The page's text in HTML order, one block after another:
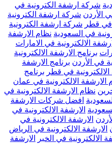
شركة ارشفة الكترونية في
الأردن شركة ارشفة الكترونية
في قطر شركة ارشفة الكترونية
في السعودية نظام الارشفة
الالكترونية في الامارات
برنامج الارشفة الالكترونية
في الأردن برنامج الارشفة
في قطر برنامج
الارشفة الالكترونية في عمان
نظام الارشفة الالكترونية في
افضل شركات الارشفة
الارشفة الالكترونية في
الارشفة الالكترونية في
الارشفة الالكترونية في الرياض
الالكترونية في الخبر
الارشفة